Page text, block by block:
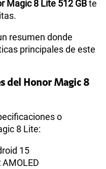
Magic 8 Lite 512 GBte
resumen donde
principales de este
del Honor Magic 8
o
8 Lite:
15
AMOLED